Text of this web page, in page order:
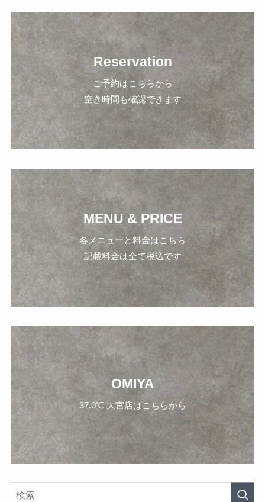
Reservation
ご予約はこちらから
空き時間も確認できます
MENU & PRICE
各メニューと料金はこちら
記載料金は全て税込です
OMIYA
37.0℃ 大宮店はこちらから